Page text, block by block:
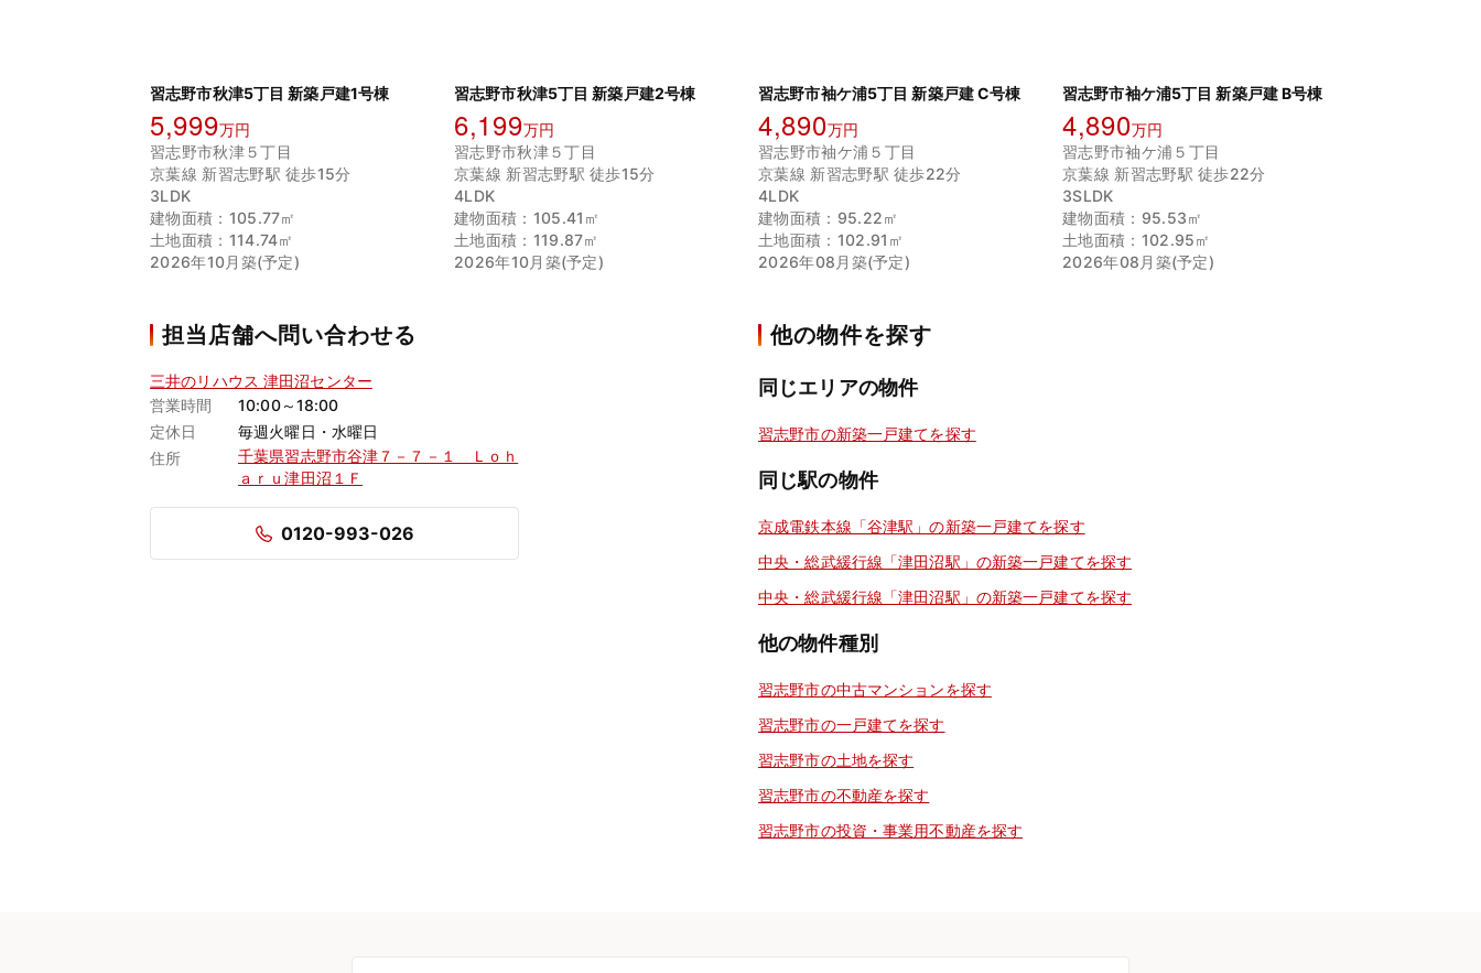
習志野市秋津5丁目 新築戸建1号棟
5,999万円
習志野市秋津５丁目
京葉線 新習志野駅 徒歩15分
3LDK
建物面積：105.77㎡
土地面積：114.74㎡
2026年10月築(予定)
習志野市秋津5丁目 新築戸建2号棟
6,199万円
習志野市秋津５丁目
京葉線 新習志野駅 徒歩15分
4LDK
建物面積：105.41㎡
土地面積：119.87㎡
2026年10月築(予定)
習志野市袖ケ浦5丁目 新築戸建 C号棟
4,890万円
習志野市袖ケ浦５丁目
京葉線 新習志野駅 徒歩22分
4LDK
建物面積：95.22㎡
土地面積：102.91㎡
2026年08月築(予定)
習志野市袖ケ浦5丁目 新築戸建 B号棟
4,890万円
習志野市袖ケ浦５丁目
京葉線 新習志野駅 徒歩22分
3SLDK
建物面積：95.53㎡
土地面積：102.95㎡
2026年08月築(予定)
担当店舗へ問い合わせる
三井のリハウス 津田沼センター
営業時間
10:00～18:00
定休日
毎週火曜日・水曜日
住所
千葉県習志野市谷津７－７－１ Ｌｏｈ
ａｒｕ津田沼１Ｆ
0120-993-026
他の物件を探す
同じエリアの物件
習志野市の新築一戸建てを探す
同じ駅の物件
京成電鉄本線「谷津駅」の新築一戸建てを探す
中央・総武緩行線「津田沼駅」の新築一戸建てを探す
中央・総武緩行線「津田沼駅」の新築一戸建てを探す
他の物件種別
習志野市の中古マンションを探す
習志野市の一戸建てを探す
習志野市の土地を探す
習志野市の不動産を探す
習志野市の投資・事業用不動産を探す